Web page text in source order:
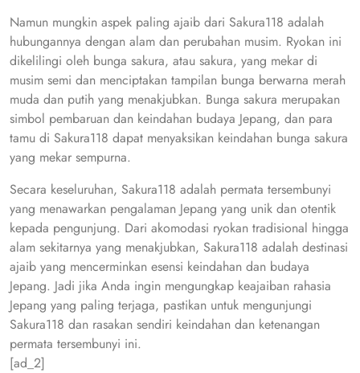
Namun mungkin aspek paling ajaib dari Sakura118 adalah
hubungannya dengan alam dan perubahan musim. Ryokan ini
dikelilingi oleh bunga sakura, atau sakura, yang mekar di
musim semi dan menciptakan tampilan bunga berwarna merah
muda dan putih yang menakjubkan. Bunga sakura merupakan
simbol pembaruan dan keindahan budaya Jepang, dan para
tamu di Sakura118 dapat menyaksikan keindahan bunga sakura
yang mekar sempurna.
Secara keseluruhan, Sakura118 adalah permata tersembunyi
yang menawarkan pengalaman Jepang yang unik dan otentik
kepada pengunjung. Dari akomodasi ryokan tradisional hingga
alam sekitarnya yang menakjubkan, Sakura118 adalah destinasi
ajaib yang mencerminkan esensi keindahan dan budaya
Jepang. Jadi jika Anda ingin mengungkap keajaiban rahasia
Jepang yang paling terjaga, pastikan untuk mengunjungi
Sakura118 dan rasakan sendiri keindahan dan ketenangan
permata tersembunyi ini.
[ad_2]